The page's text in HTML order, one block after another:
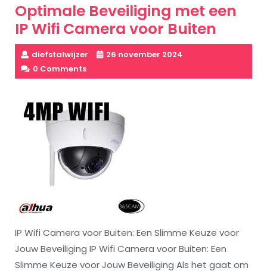
Optimale Beveiliging met een
IP Wifi Camera voor Buiten
diefstalwijzer
26 november 2024
0 Comments
IP Wifi Camera voor Buiten: Een Slimme Keuze voor
Jouw Beveiliging IP Wifi Camera voor Buiten: Een
Slimme Keuze voor Jouw Beveiliging Als het gaat om